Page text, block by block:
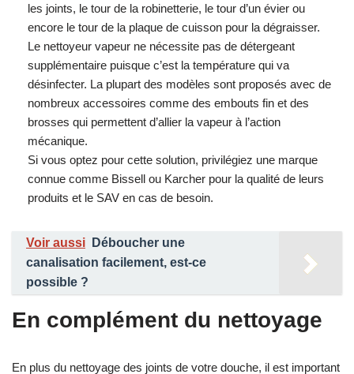
les joints, le tour de la robinetterie, le tour d’un évier ou
encore le tour de la plaque de cuisson pour la dégraisser.
Le nettoyeur vapeur ne nécessite pas de détergeant
supplémentaire puisque c’est la température qui va
désinfecter. La plupart des modèles sont proposés avec de
nombreux accessoires comme des embouts fin et des
brosses qui permettent d’allier la vapeur à l’action
mécanique.
Si vous optez pour cette solution, privilégiez une marque
connue comme Bissell ou Karcher pour la qualité de leurs
produits et le SAV en cas de besoin.
Voir aussi
Déboucher une
canalisation facilement, est-ce
possible ?
En complément du nettoyage
En plus du nettoyage des joints de votre douche, il est important